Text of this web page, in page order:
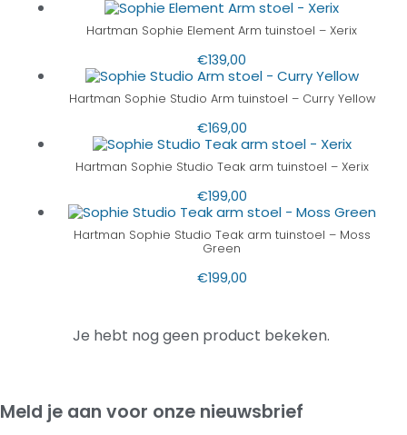
Hartman Sophie Element Arm tuinstoel – Xerix
€139,00
Hartman Sophie Studio Arm tuinstoel – Curry Yellow
€169,00
Hartman Sophie Studio Teak arm tuinstoel – Xerix
€199,00
Hartman Sophie Studio Teak arm tuinstoel – Moss
Green
€199,00
Je hebt nog geen product bekeken.
Meld je aan voor onze nieuwsbrief